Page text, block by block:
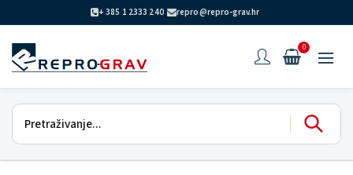
+ 385 1 2333 240 repro@repro-grav.hr
0